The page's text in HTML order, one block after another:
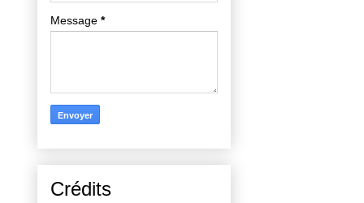
Message *
Crédits